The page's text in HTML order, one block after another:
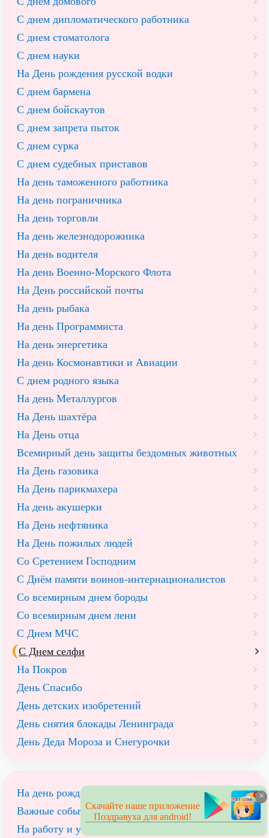
С днем дипломатического работника
С днем стоматолога
С днем науки
На День рождения русской водки
С днем бармена
С днем бойскаутов
С днем запрета пыток
С днем сурка
С днем судебных приставов
На день таможенного работника
На день пограничника
На день торговли
На день железнодорожника
На день водителя
На день Военно-Морского Флота
На День российской почты
На день рыбака
На день Программиста
На день энергетика
На день Космонавтики и Авиации
С днем родного языка
На день Металлургов
На День шахтёра
На День отца
Всемирный день защиты бездомных животных
На День газовика
На День парикмахера
На день акушерки
На День нефтяника
На День пожилых людей
Со Сретением Господним
С Днём памяти воинов-интернационалистов
Со всемирным днем бороды
Со всемирным днем лени
С Днем МЧС
С Днем селфи
На Покров
День Спасибо
День детских изобретений
День снятия блокады Ленинграда
День Деда Мороза и Снегурочки
На день рождения
Важные события
На работу и учебу
×
Скачайте наше приложение
Поздравуха для android!